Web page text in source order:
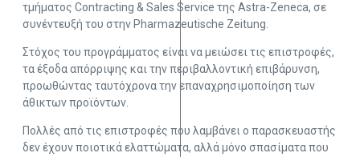
τμήματος Contracting & Sales Service της Astra-Zeneca, σε
συνέντευξή του στην Pharmazeutische Zeitung.
Στόχος του προγράμματος είναι να μειώσει τις επιστροφές,
τα έξοδα απόρριψης και την περιβαλλοντική επιβάρυνση,
προωθώντας ταυτόχρονα την επαναχρησιμοποίηση των
άθικτων προϊόντων.
Πολλές από τις επιστροφές που λαμβάνει ο παρασκευαστής
δεν έχουν ποιοτικά ελαττώματα, αλλά μόνο σπασίματα που